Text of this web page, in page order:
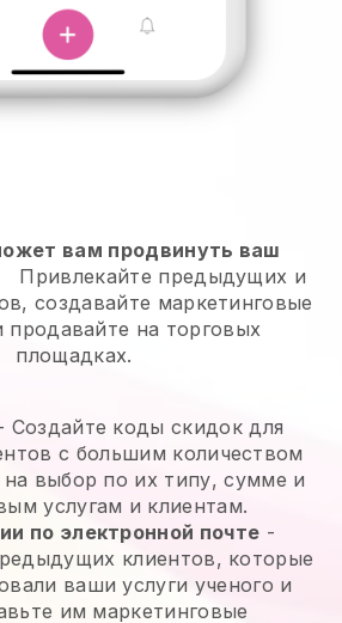
вам продвинуть ваш
Привлекайте предыдущих и
создавайте маркетинговые
продавайте на торговых
площадках.
Создайте коды скидок для
с большим количеством
выбор по их типу, сумме и
услугам и клиентам.
по электронной почте -
клиентов, которые
ваши услуги ученого и
им маркетинговые